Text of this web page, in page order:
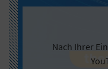
Nach Ihrer